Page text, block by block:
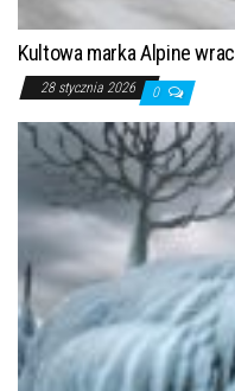
Kultowa marka Alpine
28 stycznia 2026 0